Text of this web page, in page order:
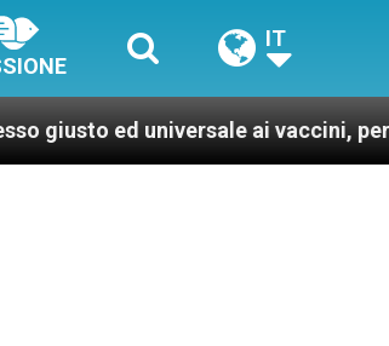
IT
ai vaccini, per un mondo più